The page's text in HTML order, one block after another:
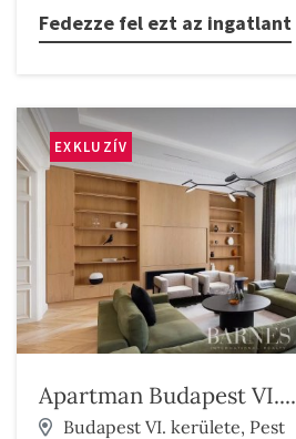
Fedezze fel ezt az ingatlant
EXKLUZÍV
Apartman Budapest VI....
Budapest VI. kerülete, Pest